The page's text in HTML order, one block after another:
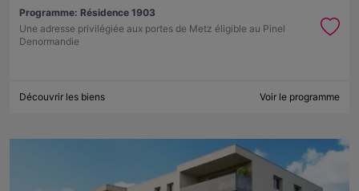
Programme: Résidence 1903
Une adresse privilégiée aux portes de Metz éligible au Pinel
Denormandie
Découvrir les biens Voir le programme